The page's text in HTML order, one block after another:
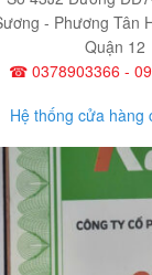
- Phương Tân
Quận 12
☎ 0378903366 -
Hệ thống cửa hàng